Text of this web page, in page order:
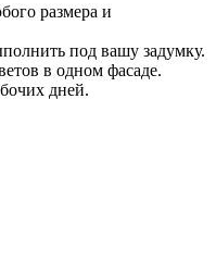
размера и
под вашу задумку.
в одном фасаде.
дней.